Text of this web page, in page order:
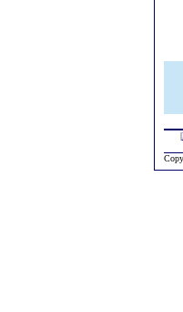
|